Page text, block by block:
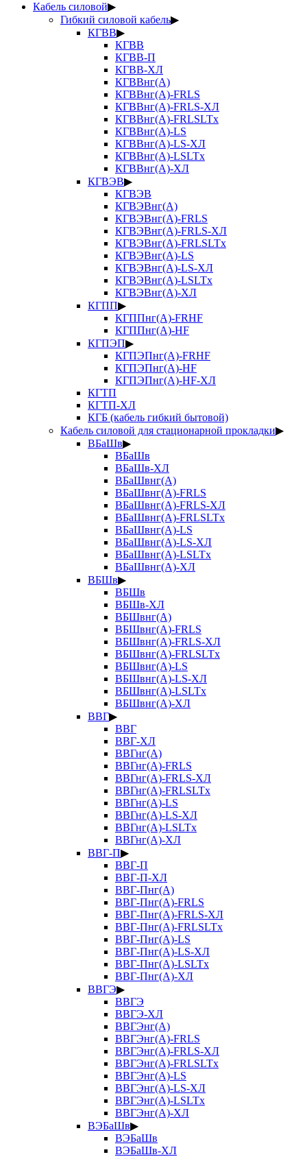
Кабель силовой▶
Гибкий силовой кабель▶
КГВВ▶
КГВВ
КГВВ-П
КГВВ-ХЛ
КГВВнг(А)
КГВВнг(А)-FRLS
КГВВнг(А)-FRLS-ХЛ
КГВВнг(А)-FRLSLTx
КГВВнг(А)-LS
КГВВнг(А)-LS-ХЛ
КГВВнг(А)-LSLTx
КГВВнг(А)-ХЛ
КГВЭВ▶
КГВЭВ
КГВЭВнг(А)
КГВЭВнг(А)-FRLS
КГВЭВнг(А)-FRLS-ХЛ
КГВЭВнг(А)-FRLSLTx
КГВЭВнг(А)-LS
КГВЭВнг(А)-LS-ХЛ
КГВЭВнг(А)-LSLTx
КГВЭВнг(А)-ХЛ
КГПП▶
КГППнг(А)-FRHF
КГППнг(А)-HF
КГПЭП▶
КГПЭПнг(А)-FRHF
КГПЭПнг(А)-HF
КГПЭПнг(А)-HF-ХЛ
КГТП
КГТП-ХЛ
КГБ (кабель гибкий бытовой)
Кабель силовой для стационарной прокладки▶
ВБаШв▶
ВБаШв
ВБаШв-ХЛ
ВБаШвнг(А)
ВБаШвнг(А)-FRLS
ВБаШвнг(А)-FRLS-ХЛ
ВБаШвнг(А)-FRLSLTx
ВБаШвнг(А)-LS
ВБаШвнг(А)-LS-ХЛ
ВБаШвнг(А)-LSLTx
ВБаШвнг(А)-ХЛ
ВБШв▶
ВБШв
ВБШв-ХЛ
ВБШвнг(А)
ВБШвнг(А)-FRLS
ВБШвнг(А)-FRLS-ХЛ
ВБШвнг(А)-FRLSLTx
ВБШвнг(А)-LS
ВБШвнг(А)-LS-ХЛ
ВБШвнг(А)-LSLTx
ВБШвнг(А)-ХЛ
ВВГ▶
ВВГ
ВВГ-ХЛ
ВВГнг(А)
ВВГнг(А)-FRLS
ВВГнг(А)-FRLS-ХЛ
ВВГнг(А)-FRLSLTx
ВВГнг(А)-LS
ВВГнг(А)-LS-ХЛ
ВВГнг(А)-LSLTx
ВВГнг(А)-ХЛ
ВВГ-П▶
ВВГ-П
ВВГ-П-ХЛ
ВВГ-Пнг(А)
ВВГ-Пнг(А)-FRLS
ВВГ-Пнг(А)-FRLS-ХЛ
ВВГ-Пнг(А)-FRLSLTx
ВВГ-Пнг(А)-LS
ВВГ-Пнг(А)-LS-ХЛ
ВВГ-Пнг(А)-LSLTx
ВВГ-Пнг(А)-ХЛ
ВВГЭ▶
ВВГЭ
ВВГЭ-ХЛ
ВВГЭнг(А)
ВВГЭнг(А)-FRLS
ВВГЭнг(А)-FRLS-ХЛ
ВВГЭнг(А)-FRLSLTx
ВВГЭнг(А)-LS
ВВГЭнг(А)-LS-ХЛ
ВВГЭнг(А)-LSLTx
ВВГЭнг(А)-ХЛ
ВЭБаШв▶
ВЭБаШв
ВЭБаШв-ХЛ